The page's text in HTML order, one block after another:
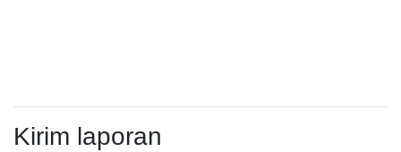
Kirim laporan